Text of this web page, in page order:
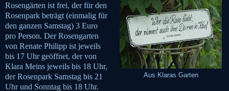
Aus Klaras Garten
Rosengärten ist frei, der für den
Rosenpark beträgt (einmalig für
den ganzen Samstag) 3 Euro
pro Person. Der Rosengarten
von Renate Philipp ist jeweils
bis 17 Uhr geöffnet, der von
Klara Meins jeweils bis 18 Uhr,
der Rosenpark Samstag bis 21
Uhr und Sonntag bis 18 Uhr.